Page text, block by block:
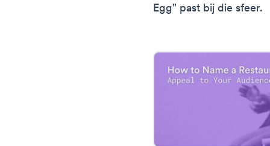
Egg" past bij die sfeer.